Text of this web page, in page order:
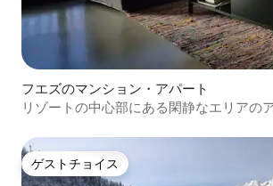
フエズのマンション・アパート
リゾートの中心部にある閑静なエリアの
ゲストチョイス
ゲストチョイス